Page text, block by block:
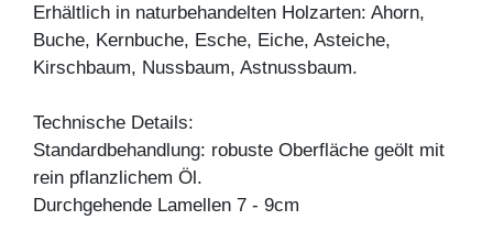
Erhältlich in naturbehandelten Holzarten: Ahorn,
Buche, Kernbuche, Esche, Eiche, Asteiche,
Kirschbaum, Nussbaum, Astnussbaum.
Technische Details:
Standardbehandlung: robuste Oberfläche geölt mit
rein pflanzlichem Öl.
Durchgehende Lamellen 7 - 9cm